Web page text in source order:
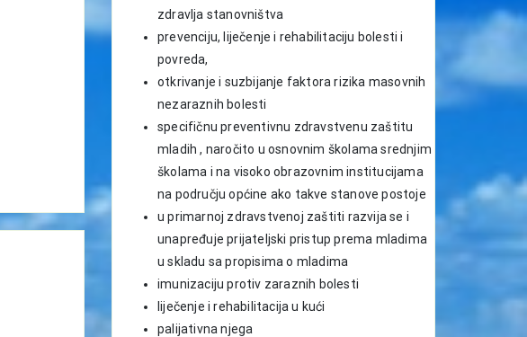
zdravlja stanovništva
prevenciju, liječenje i rehabilitaciju bolesti i
povreda,
otkrivanje i suzbijanje faktora rizika masovnih
nezaraznih bolesti
specifičnu preventivnu zdravstvenu zaštitu
mladih , naročito u osnovnim školama srednjim
školama i na visoko obrazovnim institucijama
na području općine ako takve stanove postoje
u primarnoj zdravstvenoj zaštiti razvija se i
unapređuje prijateljski pristup prema mladima
u skladu sa propisima o mladima
imunizaciju protiv zaraznih bolesti
liječenje i rehabilitacija u kući
palijativna njega